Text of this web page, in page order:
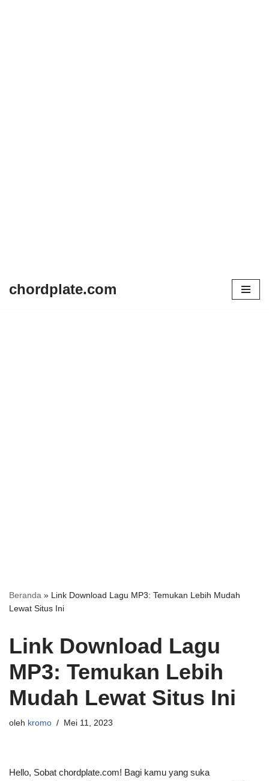
chordplate.com
Beranda » Link Download Lagu MP3: Temukan Lebih Mudah
Lewat Situs Ini
Link Download Lagu
MP3: Temukan Lebih
Mudah Lewat Situs Ini
oleh kromo Mei 11, 2023
Hello, Sobat chordplate.com! Bagi kamu yang suka